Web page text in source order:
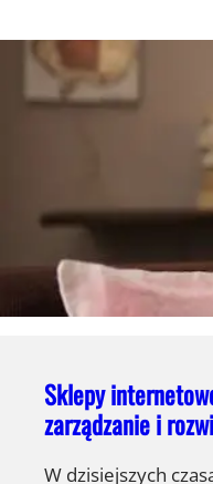
Sklepy
zarządzanie i
W dzisiejszych